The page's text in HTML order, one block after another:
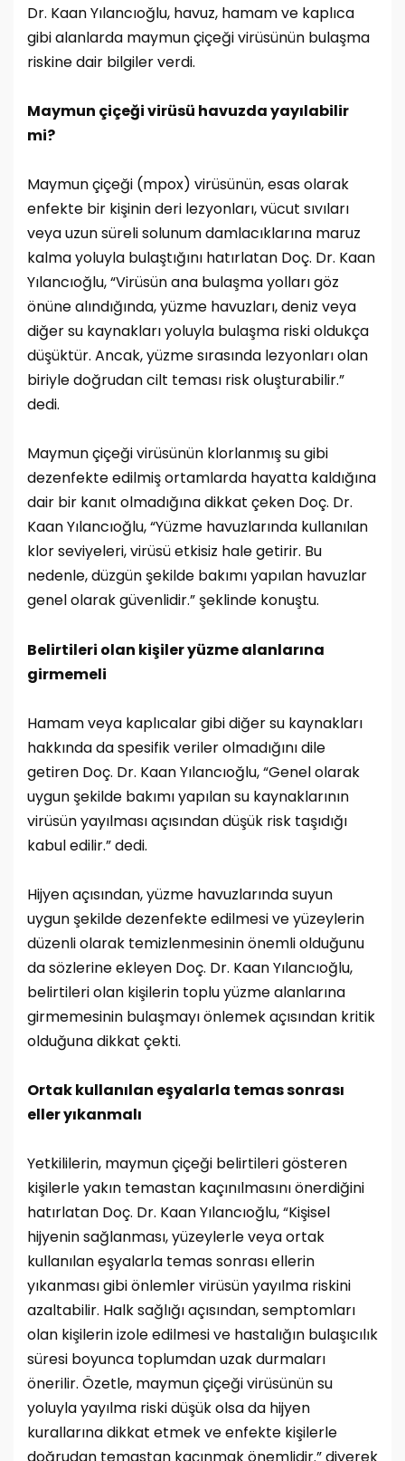
Dr. Kaan Yılancıoğlu, havuz, hamam ve kaplıca
gibi alanlarda maymun çiçeği virüsünün bulaşma
riskine dair bilgiler verdi.
Maymun çiçeği virüsü havuzda yayılabilir
mi?
Maymun çiçeği (mpox) virüsünün, esas olarak
enfekte bir kişinin deri lezyonları, vücut sıvıları
veya uzun süreli solunum damlacıklarına maruz
kalma yoluyla bulaştığını hatırlatan Doç. Dr. Kaan
Yılancıoğlu, “Virüsün ana bulaşma yolları göz
önüne alındığında, yüzme havuzları, deniz veya
diğer su kaynakları yoluyla bulaşma riski oldukça
düşüktür. Ancak, yüzme sırasında lezyonları olan
biriyle doğrudan cilt teması risk oluşturabilir.”
dedi.
Maymun çiçeği virüsünün klorlanmış su gibi
dezenfekte edilmiş ortamlarda hayatta kaldığına
dair bir kanıt olmadığına dikkat çeken Doç. Dr.
Kaan Yılancıoğlu, “Yüzme havuzlarında kullanılan
klor seviyeleri, virüsü etkisiz hale getirir. Bu
nedenle, düzgün şekilde bakımı yapılan havuzlar
genel olarak güvenlidir.” şeklinde konuştu.
Belirtileri olan kişiler yüzme alanlarına
girmemeli
Hamam veya kaplıcalar gibi diğer su kaynakları
hakkında da spesifik veriler olmadığını dile
getiren Doç. Dr. Kaan Yılancıoğlu, “Genel olarak
uygun şekilde bakımı yapılan su kaynaklarının
virüsün yayılması açısından düşük risk taşıdığı
kabul edilir.” dedi.
Hijyen açısından, yüzme havuzlarında suyun
uygun şekilde dezenfekte edilmesi ve yüzeylerin
düzenli olarak temizlenmesinin önemli olduğunu
da sözlerine ekleyen Doç. Dr. Kaan Yılancıoğlu,
belirtileri olan kişilerin toplu yüzme alanlarına
girmemesinin bulaşmayı önlemek açısından kritik
olduğuna dikkat çekti.
Ortak kullanılan eşyalarla temas sonrası
eller yıkanmalı
Yetkililerin, maymun çiçeği belirtileri gösteren
kişilerle yakın temastan kaçınılmasını önerdiğini
hatırlatan Doç. Dr. Kaan Yılancıoğlu, “Kişisel
hijyenin sağlanması, yüzeylerle veya ortak
kullanılan eşyalarla temas sonrası ellerin
yıkanması gibi önlemler virüsün yayılma riskini
azaltabilir. Halk sağlığı açısından, semptomları
olan kişilerin izole edilmesi ve hastalığın bulaşıcılık
süresi boyunca toplumdan uzak durmaları
önerilir. Özetle, maymun çiçeği virüsünün su
yoluyla yayılma riski düşük olsa da hijyen
kurallarına dikkat etmek ve enfekte kişilerle